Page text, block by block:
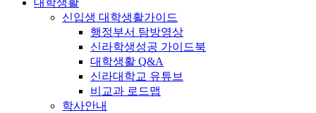
대학생활
신입생 대학생활가이드
행정부서 탐방영상
신라학생성공 가이드북
대학생활 Q&A
신라대학교 유튜브
비교과 로드맵
학사안내